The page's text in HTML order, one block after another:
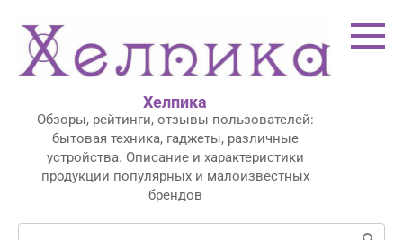
контенту
Хелпика
Обзоры, рейтинги, отзывы пользователей:
бытовая техника, гаджеты, различные
устройства. Описание и характеристики
продукции популярных и малоизвестных
брендов
Поиск: